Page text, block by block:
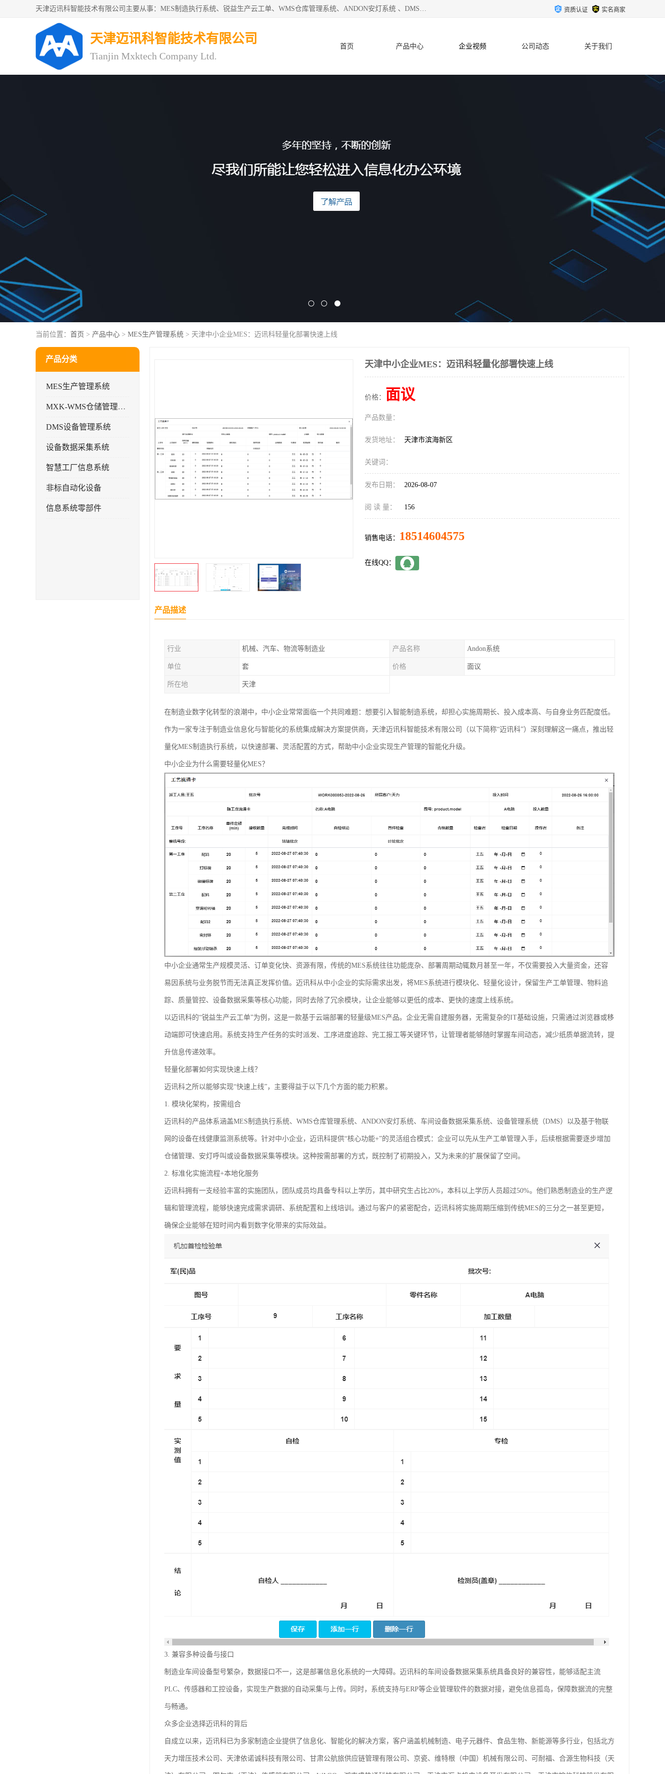
天津迈讯科智能技术有限公司主要从事：MES制造执行系统、锐益生产云工单、WMS仓库管理系统、ANDON安灯系统 、DMS设备管理系统、电气设备健康监测系统、工厂可视化管理、数字化车间；公司是一家专注于企业及制造业信息化、智能化的信息系统集成解决方案提供商的高新技术企业。为企业提供全套的软硬件信息系统集成及安装部署服务。 资质认证 实名商家
天津迈讯科智能技术有限公司
Tianjin Mxktech Company Ltd.
首页 产品中心 企业视频 公司动态 关于我们
当前位置： 首页 > 产品中心 > MES生产管理系统 > 天津中小企业MES：迈讯科轻量化部署快速上线
产品分类
MES生产管理系统
MXK-WMS仓储管理系统
DMS设备管理系统
设备数据采集系统
智慧工厂信息系统
非标自动化设备
信息系统零部件
天津中小企业MES：迈讯科轻量化部署快速上线
价格： 面议
产品数量：
发货地址： 天津市滨海新区
关键词：
发布日期： 2026-08-07
阅 读 量： 156
销售电话： 18514604575
在线QQ：
产品描述
行业 机械、汽车、物流等制造业 产品名称 Andon系统
单位 套 价格 面议
所在地 天津
在制造业数字化转型的浪潮中，中小企业常常面临一个共同难题：想要引入智能制造系统，却担心实施周期长、投入成本高、与自身业务匹配度低。
作为一家专注于制造业信息化与智能化的系统集成解决方案提供商，天津迈讯科智能技术有限公司（以下简称“迈讯科”）深刻理解这一痛点，推出轻
量化MES制造执行系统，以快速部署、灵活配置的方式，帮助中小企业实现生产管理的智能化升级。
中小企业为什么需要轻量化MES？
中小企业通常生产规模灵活、订单变化快、资源有限，传统的MES系统往往功能庞杂、部署周期动辄数月甚至一年，不仅需要投入大量资金，还容
易因系统与业务脱节而无法真正发挥价值。迈讯科从中小企业的实际需求出发，将MES系统进行模块化、轻量化设计，保留生产工单管理、物料追
踪、质量管控、设备数据采集等核心功能，同时去除了冗余模块，让企业能够以更低的成本、更快的速度上线系统。
以迈讯科的“锐益生产云工单”为例，这是一款基于云端部署的轻量级MES产品。企业无需自建服务器，无需复杂的IT基础设施，只需通过浏览器或移
动端即可快速启用。系统支持生产任务的实时派发、工序进度追踪、完工报工等关键环节，让管理者能够随时掌握车间动态，减少纸质单据流转，提
升信息传递效率。
轻量化部署如何实现快速上线？
迈讯科之所以能够实现“快速上线”，主要得益于以下几个方面的能力积累。
1. 模块化架构，按需组合
迈讯科的产品体系涵盖MES制造执行系统、WMS仓库管理系统、ANDON安灯系统、车间设备数据采集系统、设备管理系统（DMS）以及基于物联
网的设备在线健康监测系统等。针对中小企业，迈讯科提供“核心功能+”的灵活组合模式：企业可以先从生产工单管理入手，后续根据需要逐步增加
仓储管理、安灯呼叫或设备数据采集等模块。这种按需部署的方式，既控制了初期投入，又为未来的扩展保留了空间。
2. 标准化实施流程+本地化服务
迈讯科拥有一支经验丰富的实施团队，团队成员均具备专科以上学历，其中研究生占比20%，本科以上学历人员超过50%。他们熟悉制造业的生产逻
辑和管理流程，能够快速完成需求调研、系统配置和上线培训。通过与客户的紧密配合，迈讯科将实施周期压缩到传统MES的三分之一甚至更短，
确保企业能够在短时间内看到数字化带来的实际效益。
3. 兼容多种设备与接口
制造业车间设备型号繁杂，数据接口不一，这是部署信息化系统的一大障碍。迈讯科的车间设备数据采集系统具备良好的兼容性，能够适配主流
PLC、传感器和工控设备，实现生产数据的自动采集与上传。同时，系统支持与ERP等企业管理软件的数据对接，避免信息孤岛，保障数据流的完整
与畅通。
众多企业选择迈讯科的背后
自成立以来，迈讯科已为多家制造企业提供了信息化、智能化的解决方案，客户涵盖机械制造、电子元器件、食品生物、新能源等多行业，包括北方
天力增压技术公司、天津依诺诚科技有限公司、甘肃公航旅供应链管理有限公司、京瓷、维特根（中国）机械有限公司、可耐福、合源生物科技（天